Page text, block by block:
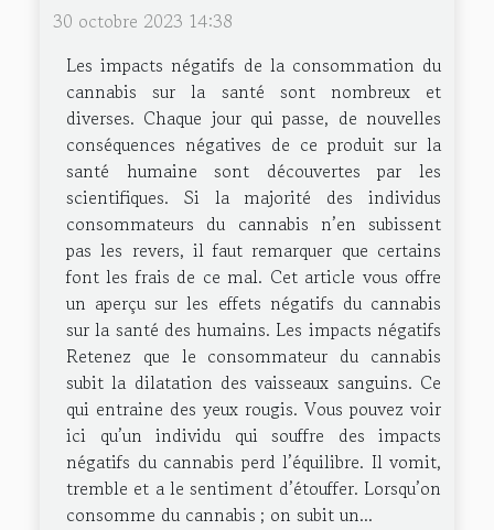
30 octobre 2023 14:38
Les impacts négatifs de la consommation du
cannabis sur la santé sont nombreux et
diverses. Chaque jour qui passe, de nouvelles
conséquences négatives de ce produit sur la
santé humaine sont découvertes par les
scientifiques. Si la majorité des individus
consommateurs du cannabis n’en subissent
pas les revers, il faut remarquer que certains
font les frais de ce mal. Cet article vous offre
un aperçu sur les effets négatifs du cannabis
sur la santé des humains. Les impacts négatifs
Retenez que le consommateur du cannabis
subit la dilatation des vaisseaux sanguins. Ce
qui entraine des yeux rougis. Vous pouvez voir
ici qu’un individu qui souffre des impacts
négatifs du cannabis perd l’équilibre. Il vomit,
tremble et a le sentiment d’étouffer. Lorsqu’on
consomme du cannabis ; on subit un...